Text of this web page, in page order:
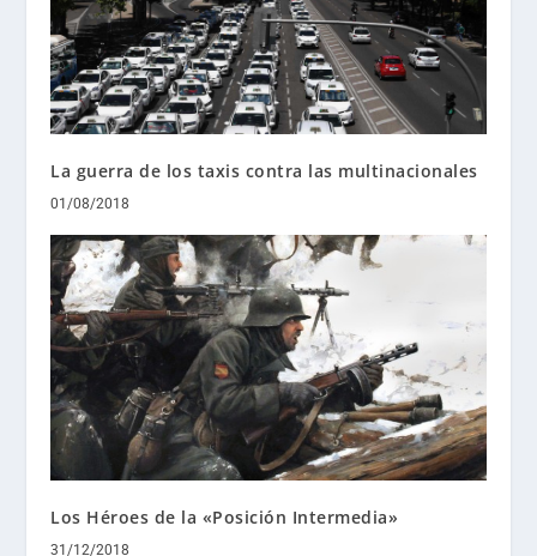
La guerra de los taxis contra las multinacionales
01/08/2018
Los Héroes de la «Posición Intermedia»
31/12/2018